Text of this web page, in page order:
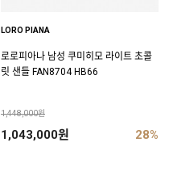
LORO PIANA
로로피아나 남성 쿠미히모 라이트 초콜
릿 샌들 FAN8704 HB66
1,448,000원
1,043,000원 28%